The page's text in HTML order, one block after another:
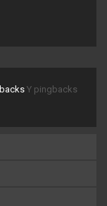
Y pingbacks